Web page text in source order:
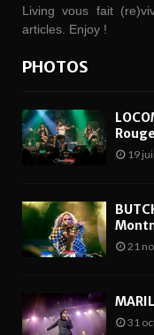
Living vous fait
articles. Enjoy !
PHOTOS
19
21
31